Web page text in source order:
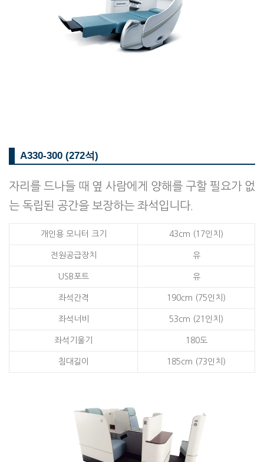
A330-300 (272석)
자리를 드나들 때 옆 사람에게 양해를 구할 필요가 없
는 독립된 공간을 보장하는 좌석입니다.
개인용 모니터 크기 43cm (17인치)
전원공급장치 유
USB포트 유
좌석간격 190cm (75인치)
좌석너비 53cm (21인치)
좌석기울기 180도
침대길이 185cm (73인치)